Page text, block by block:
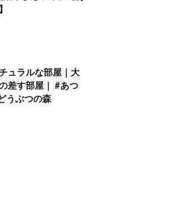
ュラルな部屋｜大
差す部屋｜ #あつ
うぶつの森